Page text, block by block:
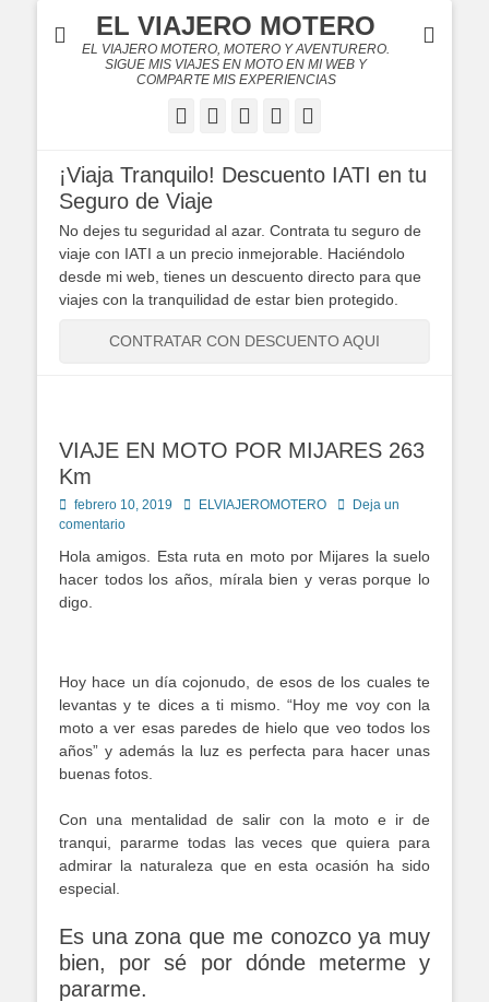
EL VIAJERO MOTERO
EL VIAJERO MOTERO, MOTERO Y AVENTURERO.
SIGUE MIS VIAJES EN MOTO EN MI WEB Y
COMPARTE MIS EXPERIENCIAS
Facebook
Twitter
FlickrYouTube
¡Viaja Tranquilo! Descuento IATI en tu
Seguro de Viaje
No dejes tu seguridad al azar. Contrata tu seguro de
viaje con IATI a un precio inmejorable. Haciéndolo
desde mi web, tienes un descuento directo para que
viajes con la tranquilidad de estar bien protegido.
CONTRATAR CON DESCUENTO AQUI
VIAJE EN MOTO POR MIJARES 263
Km
Publicado
en
febrero 10, 2019 AutorELVIAJEROMOTERO
Deja un
comentario
Hola amigos. Esta ruta en moto por Mijares la suelo
hacer todos los años, mírala bien y veras porque lo
digo.
Hoy hace un día cojonudo, de esos de los cuales te
levantas y te dices a ti mismo. “Hoy me voy con la
moto a ver esas paredes de hielo que veo todos los
años” y además la luz es perfecta para hacer unas
buenas fotos.
Con una mentalidad de salir con la moto e ir de
tranqui, pararme todas las veces que quiera para
admirar la naturaleza que en esta ocasión ha sido
especial.
Es una zona que me conozco ya muy
bien, por sé por dónde meterme y
pararme.